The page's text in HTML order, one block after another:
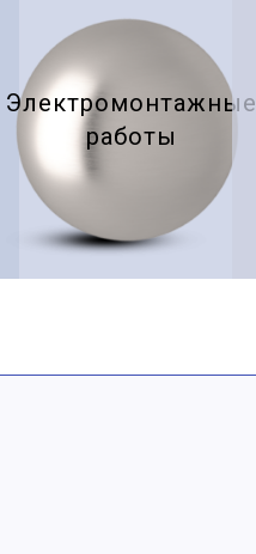
Электромонтажные
работы